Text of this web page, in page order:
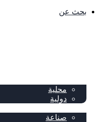
بحث عن
محلية
دولية
صناعة